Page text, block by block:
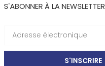
S'ABONNER À LA NEWSLETTER
S'INSCRIRE